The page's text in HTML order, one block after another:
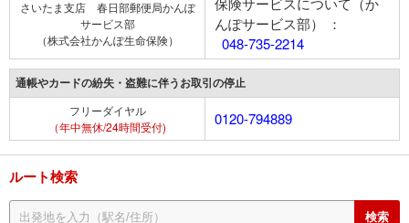
さいたま支店 春日部郵便局かんぽ
サービス部
（株式会社かんぽ生命保険）
んぽサービス部） ：
048-735-2214
通帳やカードの紛失・盗難に伴うお取引の停止
フリーダイヤル
（年中無休/24時間受付)
0120-794889
ルート検索